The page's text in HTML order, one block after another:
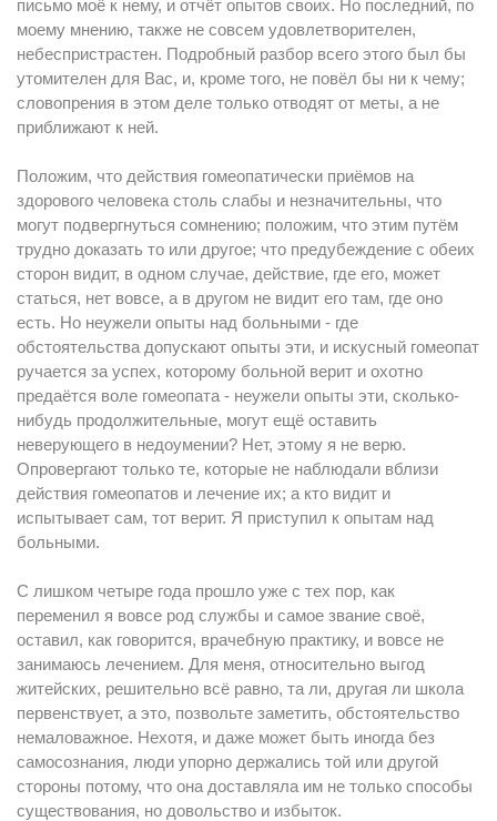
письмо моё к нему, и отчёт опытов своих. Но последний, по
моему мнению, также не совсем удовлетворителен,
небеспристрастен. Подробный разбор всего этого был бы
утомителен для Вас, и, кроме того, не повёл бы ни к чему;
словопрения в этом деле только отводят от меты, а не
приближают к ней.
Положим, что действия гомеопатически пpиёмов на
здорового человека столь слабы и незначительны, что
могут подвергнуться сомнению; положим, что этим путём
трудно доказать то или другое; что предубеждение с обеих
сторон видит, в одном случае, действие, где его, может
статься, нет вовсе, а в другом не видит его там, где оно
есть. Но неужели опыты над больными - где
обстоятельства допускают опыты эти, и искусный гомеопат
ручается за успех, которому больной верит и охотно
предаётся воле гомеопата - неужели опыты эти, сколько-
нибудь продолжительные, могут ещё оставить
неверующего в недоумении? Нет, этому я не верю.
Опровергают только те, которые не наблюдали вблизи
действия гомеопатов и лечение их; а кто видит и
испытывает сам, тот верит. Я приступил к опытам над
больными.
С лишком четыре года прошло уже с тех пор, как
переменил я вовсе род службы и самое звание своё,
оставил, как говорится, врачебную практику, и вовсе не
занимаюсь лечением. Для меня, относительно выгод
житейских, решительно всё равно, та ли, другая ли школа
первенствует, а это, позвольте заметить, обстоятельство
немаловажное. Нехотя, и даже может быть иногда без
самосознания, люди упорно держались той или другой
стороны потому, что oнa доставляла им не только способы
существования, но довольство и избыток.